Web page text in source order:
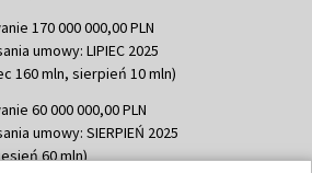
170 000 000,00 PLN
umowy: LIPIEC 2025
160 mln, sierpień 10 mln)
60 000 000,00 PLN
umowy: SIERPIEŃ 2025
60 mln)